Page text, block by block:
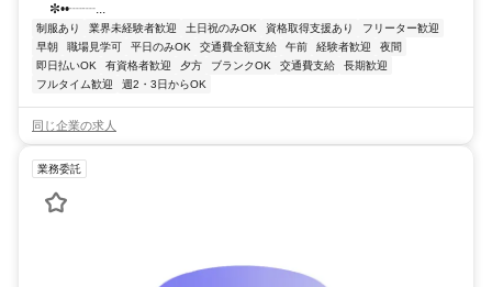
✼••┈┈...
制服あり 業界未経験者歓迎 土日祝のみOK 資格取得支援あり
フリーター歓迎
早朝
職場見学可 平日のみOK 交通費全額支給 午前 経験者歓迎
夜間
即日払いOK
有資格者歓迎 夕方 ブランクOK 交通費支給
長期歓迎
フルタイム歓迎
週2・3日からOK
同じ企業の求人
業務委託